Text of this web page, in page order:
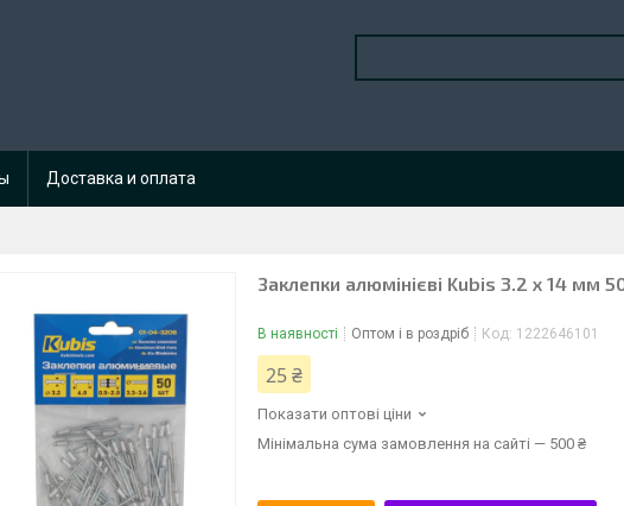
Доставка и оплата
Заклепки алюмінієві Kubis 3.2 х 14 мм
В наявності Оптом і в роздріб Код: 1222646101
25 ₴
Показати оптові ціни
Мінімальна сума замовлення на сайті — 500 ₴